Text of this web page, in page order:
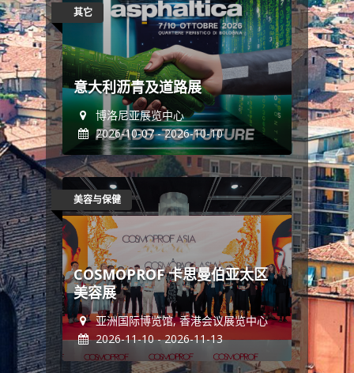
其它
意大利沥青及道路展
博洛尼亚展览中心
2026-10-07 - 2026-10-10
美容与保健
COSMOPROF 卡思曼伯亚太区
美容展
亚洲国际博览馆, 香港会议展览中心
2026-11-10 - 2026-11-13